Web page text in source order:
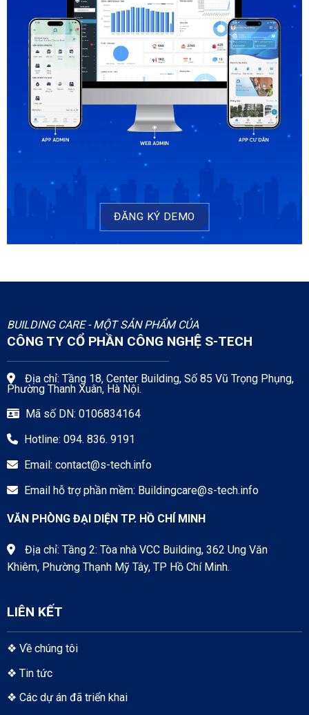
ĐĂNG KÝ DEMO
BUILDING CARE - MỘT SẢN PHẨM CỦA
CÔNG TY CỔ PHẦN CÔNG NGHỆ S-TECH
Địa chỉ: Tầng 18, Center Building, Số 85 Vũ Trọng Phụng,
Phường Thanh Xuân, Hà Nội.
Hotline: 094. 836. 9191
Email hỗ trợ phần mềm:Buildingcare@s-tech.info
VĂN PHÒNG ĐẠI DIỆN TP. HỒ CHÍ MINH
Địa chỉ: Tầng 2: Tòa nhà VCC Building, 362 Ung Văn
Khiêm, Phường Thạnh Mỹ Tây, TP Hồ Chí Minh.
LIÊN KẾT
❖ Về chúng tôi
❖Tin tức
❖
Các dự án đã triển khai
❖Tài liệu tổng hợp Building Care
Copyright 2026 ©